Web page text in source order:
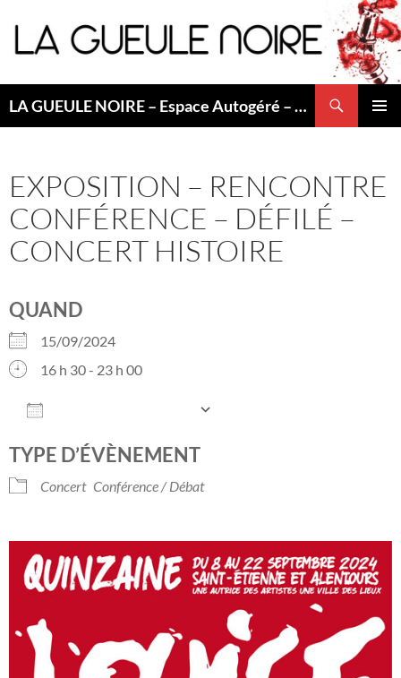
au
contenu
LA GUEULE NOIRE – Espace Autogéré – Saint Etienne
EXPOSITION – RENCONTRE
CONFÉRENCE – DÉFILÉ –
CONCERT HISTOIRE
QUAND
15/09/2024
16 h 30 - 23 h 00
TYPE D’ÉVÈNEMENT
Concert Conférence / Débat